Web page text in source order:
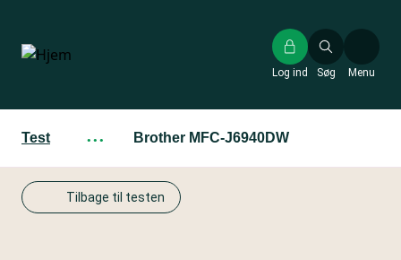
hovedindhold
Søg
Log ind Menu
Test ··· Brother MFC-J6940DW
Tilbage til testen